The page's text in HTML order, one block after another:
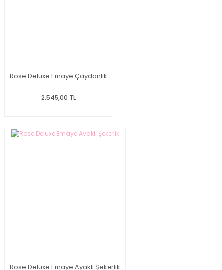
Rose Deluxe Emaye Çaydanlık
2.545,00 TL
Rose Deluxe Emaye Ayaklı Şekerlik